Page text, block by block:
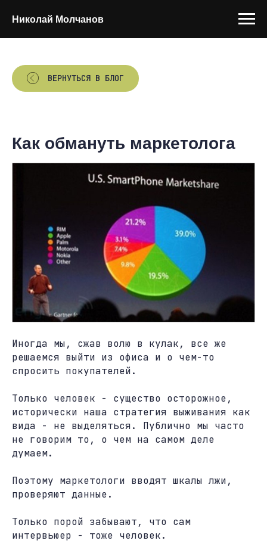
Николай Молчанов
ВЕРНУТЬСЯ В БЛОГ
Как обмануть маркетолога
Иногда мы, сжав волю в кулак, все же
решаемся выйти из офиса и о чем-то
спросить покупателей.
Только человек - существо осторожное,
исторически наша стратегия выживания как
вида - не выделяться. Публично мы часто
не говорим то, о чем на самом деле
думаем.
Поэтому маркетологи вводят шкалы лжи,
проверяют данные.
Только порой забывают, что сам
интервьюер - тоже человек.